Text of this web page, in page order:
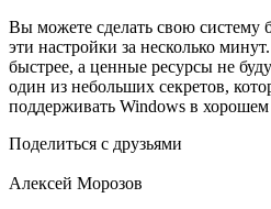
Вы можете сделать свою систему
эти настройки за несколько
быстрее, а ценные ресурсы не
один из небольших секретов,
поддерживать Windows в хорошем
Поделиться с друзьями
Алексей Морозов